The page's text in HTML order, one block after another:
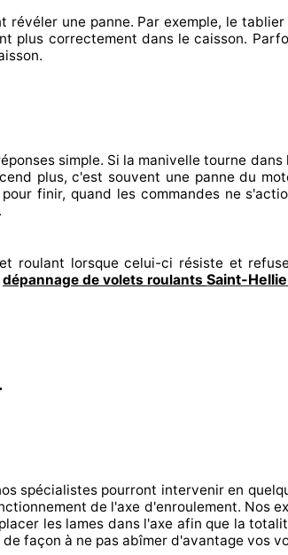
révéler une panne. Par exemple, le
plus correctement dans le caisson.
simple. Si la manivelle tourne
plus, c'est souvent une panne du
finir, quand les commandes ne
roulant lorsque celui-ci résiste et
dépannage de volets roulants Saint-
spécialistes pourront interveniren
de l'axe d'enroulement. Nos
les lames dans l'axe afin que la
façon à ne pas abîmer d'avantage vos